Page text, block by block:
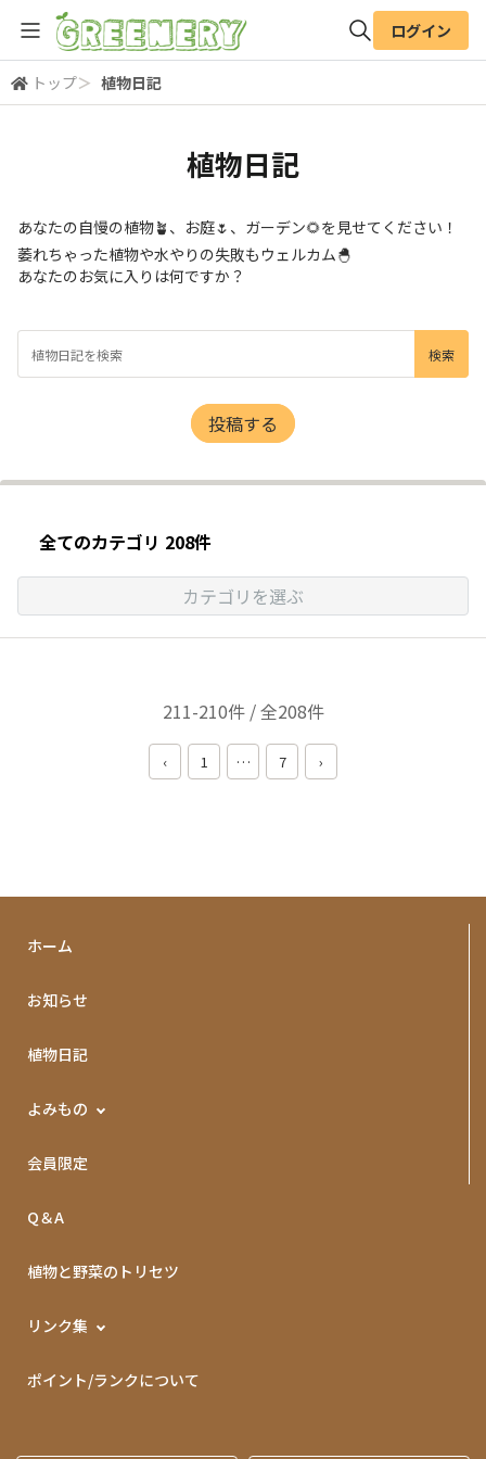
全体検索
ログイン
トップ＞ 植物日記
植物日記
あなたの自慢の植物🪴、お庭🌷、ガーデン🌻を見せてください！
萎れちゃった植物や水やりの失敗もウェルカム🐣
あなたのお気に入りは何ですか？
投稿する
全てのカテゴリ 208件
カテゴリを選ぶ
211-210件 / 全208件
‹ 1 … 7 ›
ホーム
お知らせ
植物日記
よみもの
会員限定
Q＆A
植物と野菜のトリセツ
リンク集
ポイント/ランクについて